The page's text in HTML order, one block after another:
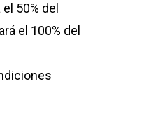
50% del
el 100% del